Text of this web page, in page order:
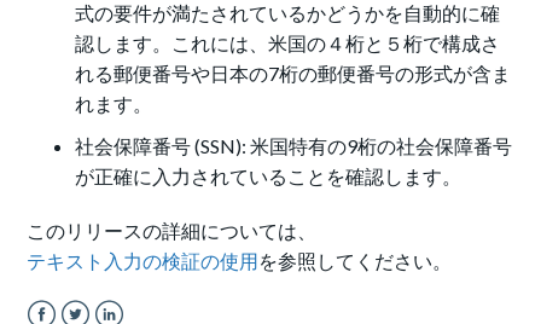
式の要件が満たされているかどうかを自動的に確
認します。これには、米国の４桁と５桁で構成さ
れる郵便番号や日本の7桁の郵便番号の形式が含ま
れます。
社会保障番号 (SSN): 米国特有の9桁の社会保障番号
が正確に入力されていることを確認します。
このリリースの詳細については、
テキスト入力の検証の使用を参照してください。